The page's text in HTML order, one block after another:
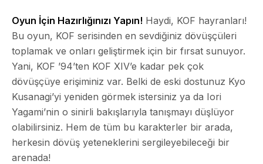
Oyun İçin Hazırlığınızı Yapın! Haydi, KOF hayranları!
Bu oyun, KOF serisinden en sevdiğiniz dövüşçüleri
toplamak ve onları geliştirmek için bir fırsat sunuyor.
Yani, KOF ’94’ten KOF XIV’e kadar pek çok
dövüşçüye erişiminiz var. Belki de eski dostunuz Kyo
Kusanagi’yi yeniden görmek istersiniz ya da Iori
Yagami’nin o sinirli bakışlarıyla tanışmayı düşlüyor
olabilirsiniz. Hem de tüm bu karakterler bir arada,
herkesin dövüş yeteneklerini sergileyebileceği bir
arenada!